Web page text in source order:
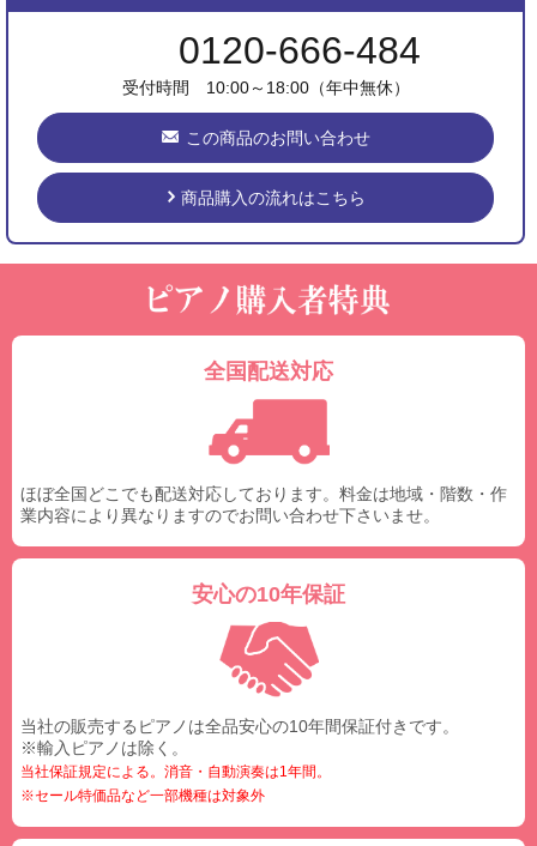
0120-666-484
受付時間 10:00～18:00（年中無休）
この商品のお問い合わせ
商品購入の流れはこちら
全国配送対応
ほぼ全国どこでも配送対応しております。料金は地域・階数・作
業内容により異なりますのでお問い合わせ下さいませ。
安心の10年保証
当社の販売するピアノは全品安心の10年間保証付きです。
※輸入ピアノは除く。
当社保証規定による。消音・自動演奏は1年間。
※セール特価品など一部機種は対象外